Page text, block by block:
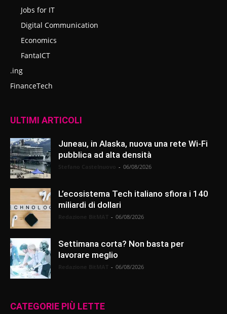
Jobs for IT
Digital Communication
Economics
FantaICT
.ing
FinanceTech
ULTIMI ARTICOLI
Juneau, in Alaska, nuova una rete Wi-Fi
pubblica ad alta densità
- 06/08/2026
L’ecosistema Tech italiano sfiora i 140
miliardi di dollari
- 06/08/2026
Settimana corta? Non basta per
lavorare meglio
- 06/08/2026
CATEGORIE PIÙ LETTE